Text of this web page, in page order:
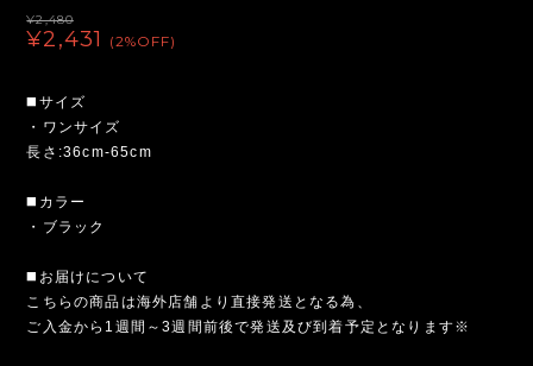
¥2,480
¥2,431 (2%OFF)
◼️サイズ
・ワンサイズ
長さ:36cm-65cm
◼️カラー
・ブラック
◼️お届けについて
こちらの商品は海外店舗より直接発送となる為、
ご入金から1週間～3週間前後で発送及び到着予定となります※